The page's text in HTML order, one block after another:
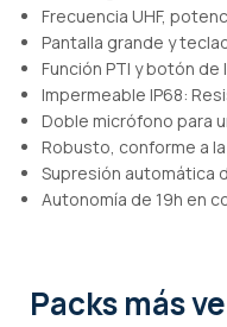
Frecuencia UHF,
Pantalla grande y
Función PTI y botón
Impermeable IP68:
Doble micrófono para
Robusto, conforme a la
Supresión automática
Autonomía de 19h en
Packs más